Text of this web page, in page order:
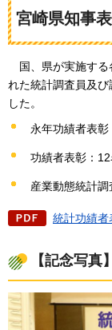
宮崎県知事
国、県が実施す
れた統計調査員及
した。
永年功績者表彰
功績者表彰：12
産業動態統計
統計功績者
【記念写真】